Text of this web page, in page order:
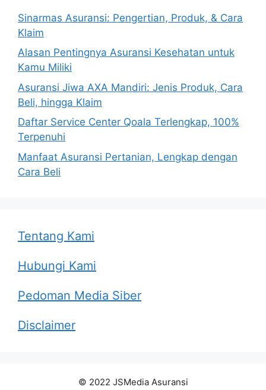
Sinarmas Asuransi: Pengertian, Produk, & Cara
Klaim
Alasan Pentingnya Asuransi Kesehatan untuk
Kamu Miliki
Asuransi Jiwa AXA Mandiri: Jenis Produk, Cara
Beli, hingga Klaim
Daftar Service Center Qoala Terlengkap, 100%
Terpenuhi
Manfaat Asuransi Pertanian, Lengkap dengan
Cara Beli
Tentang Kami
Hubungi Kami
Pedoman Media Siber
Disclaimer
© 2022 JSMedia Asuransi